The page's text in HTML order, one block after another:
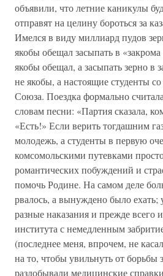
объявили, что летние каникулы
отправят на целину бороться за
Имелся в виду миллиард пудов
якобы обещал засыпать в
якобы обещал, а засыпать зерно
не якобы, а настоящие студенты
Союза. Поездка формально
словам песни: «Партия сказала,
«Есть!» Если верить тогдашним
молодежь, а студенты в первую
комсомольскими путевками
романтических побуждений и
помочь Родине. На самом деле
рвалось, а вынуждено было
разные наказания и прежде всего
института с немедленным
(последнее меня, впрочем, не
на то, чтобы увильнуть от борьбы
раздобывали медицинские